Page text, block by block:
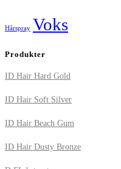
Hårspray Voks
Produkter
ID Hair Hard Gold
ID Hair Soft Silver
ID Hair Beach Gum
ID Hair Dusty Bronze